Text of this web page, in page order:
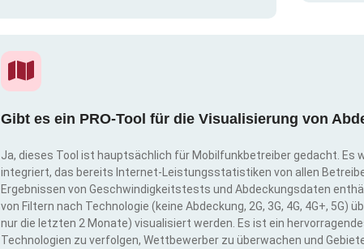
Gibt es ein PRO-Tool für die Visualisierung von
Ja, dieses Tool ist hauptsächlich für Mobilfunkbetreiber gedacht. Es
integriert, das bereits Internet-Leistungsstatistiken von allen
Ergebnissen von Geschwindigkeitstests und Abdeckungsdaten
von Filtern nach Technologie (keine Abdeckung, 2G, 3G, 4G, 4G+, 5G)
nur die letzten 2 Monate) visualisiert werden. Es ist ein
Technologien zu verfolgen, Wettbewerber zu überwachen und